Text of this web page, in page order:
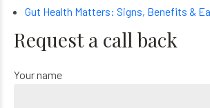
Gut Health Matters: Signs, Benefits &
Request a call back
Your name